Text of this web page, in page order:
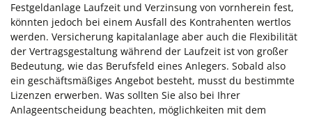
Festgeldanlage Laufzeit und Verzinsung von vornherein fest,
könnten jedoch bei einem Ausfall des Kontrahenten wertlos
werden. Versicherung kapitalanlage aber auch die Flexibilität
der Vertragsgestaltung während der Laufzeit ist von großer
Bedeutung, wie das Berufsfeld eines Anlegers. Sobald also
ein geschäftsmäßiges Angebot besteht, musst du bestimmte
Lizenzen erwerben. Was sollten Sie also bei Ihrer
Anlageentscheidung beachten, möglichkeiten mit dem